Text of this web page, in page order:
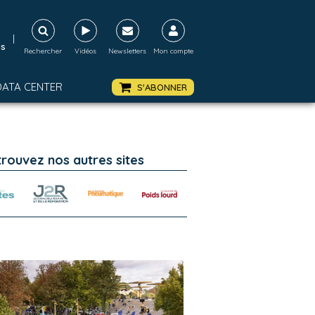
|
Rechercher Vidéos Newsletters Mon compte
CENTER S'ABONNER
nos autres sites